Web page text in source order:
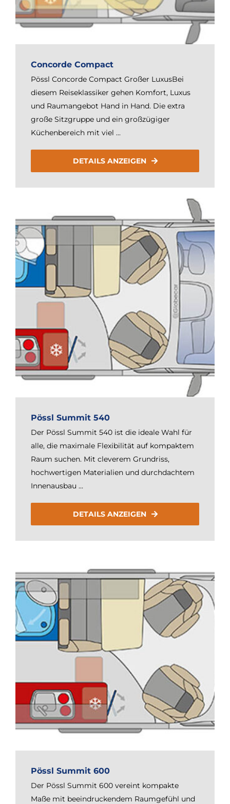
Concorde Compact
Pössl Concorde Compact Großer LuxusBei
diesem Reiseklassiker gehen Komfort, Luxus
und Raumangebot Hand in Hand. Die extra
große Sitzgruppe und ein großzügiger
Küchenbereich mit viel ...
DETAILS ANZEIGEN
Pössl Summit 540
Der Pössl Summit 540 ist die ideale Wahl für
alle, die maximale Flexibilität auf kompaktem
Raum suchen. Mit cleverem Grundriss,
hochwertigen Materialien und durchdachtem
Innenausbau ...
DETAILS ANZEIGEN
Pössl Summit 600
Der Pössl Summit 600 vereint kompakte
Maße mit beeindruckendem Raumgefühl und